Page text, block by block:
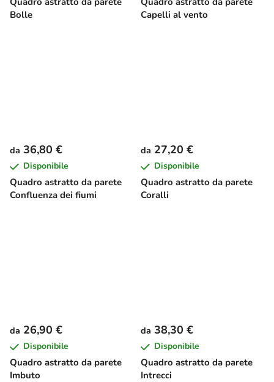
Bolle
Capelli al vento
Quadro astratto da parete
Confluenza dei fiumi
da 36,80 €
Disponibile
Quadro astratto da parete
Coralli
da 27,20 €
Disponibile
Quadro astratto da parete
Imbuto
da 26,90 €
Disponibile
Quadro astratto da parete
Intrecci
da 38,30 €
Disponibile